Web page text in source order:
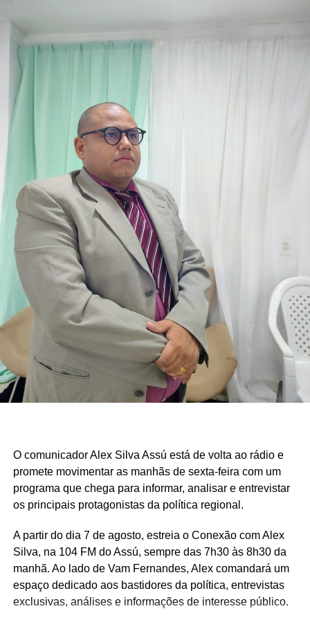
saúde, infraestrutura, educação, esporte e cultura. Ao
longo do mandato, Rafael também levou recursos para
municípios de todas as regiões do Rio Grande do Norte,
consolidando uma atuação parlamentar marcada pela
presença nos municípios e por investimentos que
continuam gerando benefícios para a população.
O comunicador Alex Silva Assú está de volta ao rádio e
promete movimentar as manhãs de sexta-feira com um
programa que chega para informar, analisar e entrevistar
os principais protagonistas da política regional.
A partir do dia 7 de agosto, estreia o Conexão com Alex
Silva, na 104 FM do Assú, sempre das 7h30 às 8h30 da
manhã. Ao lado de Vam Fernandes, Alex comandará um
espaço dedicado aos bastidores da política, entrevistas
exclusivas, análises e informações de interesse público.